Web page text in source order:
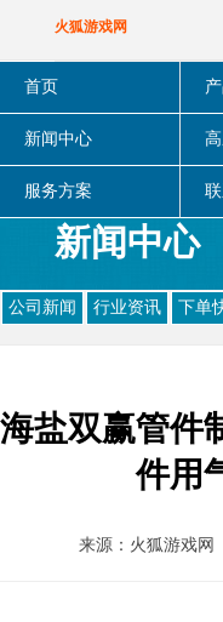
火狐游戏网
首页
新闻中心
服务方案
新闻中心
公司新闻
行业资讯 下单
海盐双赢管件
件用
来源： 火狐游戏网